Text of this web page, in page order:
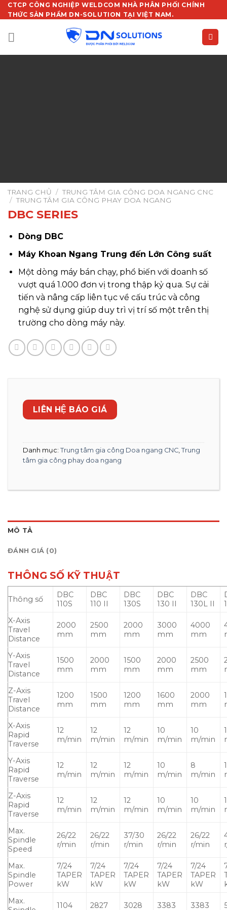
Chuyển
đến
nội
dung
CTCP CÔNG NGHIỆP WELDCOM NHÀ PHÂN PHỐI CHÍNH
THỨC SẢN PHẨM DN-SOLUTION TẠI VIỆT NAM.
TRANG CHỦ / TRUNG TÂM GIA CÔNG DOA NGANG CNC
/ TRUNG TÂM GIA CÔNG PHAY DOA NGANG
DBC SERIES
Dòng DBC
Máy Khoan Ngang Trung đến Lớn Công suất
Một dòng máy bán chạy, phổ biến với doanh số
vượt quá 1.000 đơn vị trong thập kỷ qua. Sự cải
tiến và nâng cấp liên tục về cấu trúc và công
nghệ sử dụng giúp duy trì vị trí số một trên thị
trường cho dòng máy này.
LIÊN HỆ BÁO GIÁ
Danh mục: Trung tâm gia công Doa ngang CNC, Trung
tâm gia công phay doa ngang
MÔ TẢ
ĐÁNH GIÁ (0)
THÔNG SỐ KỸ THUẬT
Thông số
DBC
110S
DBC
110 II
DBC
130S
DBC
130 II
DBC
130L II
X-Axis
Travel
Distance
2000
mm
2500
mm
2000
mm
3000
mm
4000
mm
Y-Axis
Travel
Distance
1500
mm
2000
mm
1500
mm
2000
mm
2500
mm
Z-Axis
Travel
Distance
1200
mm
1500
mm
1200
mm
1600
mm
2000
mm
X-Axis
Rapid
Traverse
12
m/min
12
m/min
12
m/min
10
m/min
10
m/min
Y-Axis
Rapid
Traverse
12
m/min
12
m/min
12
m/min
10
m/min
8
m/min
Z-Axis
Rapid
Traverse
12
m/min
12
m/min
12
m/min
10
m/min
10
m/min
Max.
Spindle
Speed
26/22
r/min
26/22
r/min
37/30
r/min
26/22
r/min
26/22
r/min
Max.
Spindle
Power
7/24
TAPER
kW
7/24
TAPER
kW
7/24
TAPER
kW
7/24
TAPER
kW
7/24
TAPER
kW
Max.
1104 2827 3028 3383 3383